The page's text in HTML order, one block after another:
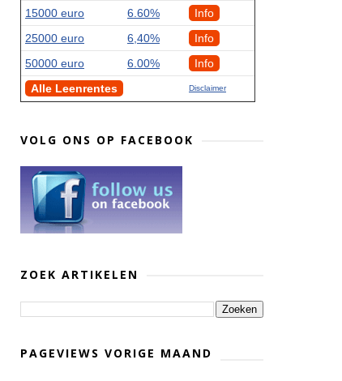
15000 euro
6.60%
Info
25000 euro
6,40%
Info
50000 euro
6.00%
Info
Alle Leenrentes
Disclaimer
VOLG ONS OP FACEBOOK
ZOEK ARTIKELEN
PAGEVIEWS VORIGE MAAND